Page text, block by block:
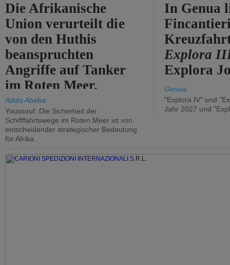
Die Afrikanische
Union verurteilt die
von den Huthis
beanspruchten
Angriffe auf Tanker
im Roten Meer.
Addis Abeba
Youssouf: Die Sicherheit der
Schifffahrtswege im Roten Meer ist von
entscheidender strategischer Bedeutung
für Afrika.
In Genua
Explora
Explora
Genua
"Explora IV" und
Jahr 2027 und